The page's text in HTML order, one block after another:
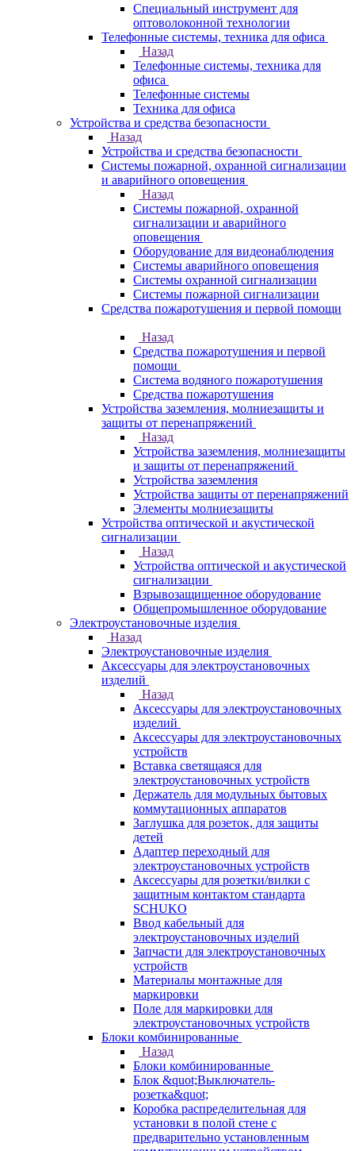
Специальный инструмент для
оптоволоконной технологии
Телефонные системы, техника для офиса
Назад
Телефонные системы, техника для
офиса
Телефонные системы
Техника для офиса
Устройства и средства безопасности
Назад
Устройства и средства безопасности
Системы пожарной, охранной сигнализации
и аварийного оповещения
Назад
Системы пожарной, охранной
сигнализации и аварийного
оповещения
Оборудование для видеонаблюдения
Системы аварийного оповещения
Системы охранной сигнализации
Системы пожарной сигнализации
Средства пожаротушения и первой помощи
Назад
Средства пожаротушения и первой
помощи
Система водяного пожаротушения
Средства пожаротушения
Устройства заземления, молниезащиты и
защиты от перенапряжений
Назад
Устройства заземления, молниезащиты
и защиты от перенапряжений
Устройства заземления
Устройства защиты от перенапряжений
Элементы молниезащиты
Устройства оптической и акустической
сигнализации
Назад
Устройства оптической и акустической
сигнализации
Взрывозащищенное оборудование
Общепромышленное оборудование
Электроустановочные изделия
Назад
Электроустановочные изделия
Аксессуары для электроустановочных
изделий
Назад
Аксессуары для электроустановочных
изделий
Аксессуары для электроустановочных
устройств
Вставка светящаяся для
электроустановочных устройств
Держатель для модульных бытовых
коммутационных аппаратов
Заглушка для розеток, для защиты
детей
Адаптер переходный для
электроустановочных устройств
Аксессуары для розетки/вилки с
защитным контактом стандарта
SCHUKO
Ввод кабельный для
электроустановочных изделий
Запчасти для электроустановочных
устройств
Материалы монтажные для
маркировки
Поле для маркировки для
электроустановочных устройств
Блоки комбинированные
Назад
Блоки комбинированные
Блок &quot;Выключатель-
розетка&quot;
Коробка распределительная для
установки в полой стене с
предварительно установленным